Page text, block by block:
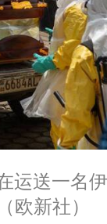
运送一名
欧新社）